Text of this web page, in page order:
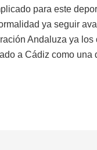
para este
ya seguir
Andaluza ya
a Cádiz como